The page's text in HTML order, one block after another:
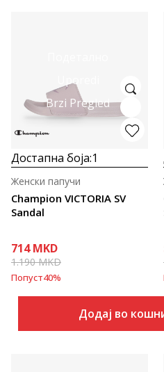
Uporedi
Brzi Pregled
Достапна боја:1
Champion VICTORIA SV
Sandal
Женски папучи
714 MKD
1.190MKD
Попуст40%
Додај во